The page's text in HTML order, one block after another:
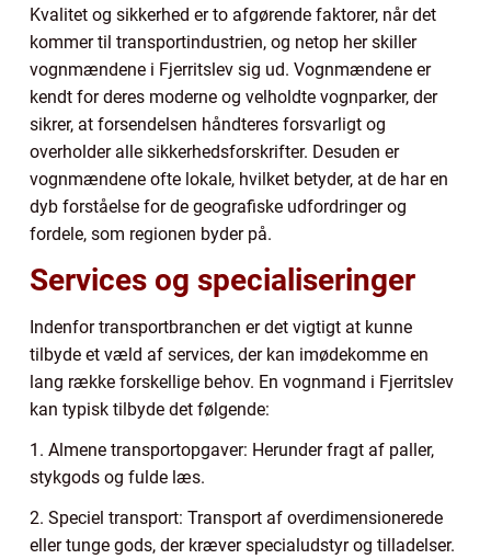
Kvalitet og sikkerhed er to afgørende faktorer, når det
kommer til transportindustrien, og netop her skiller
vognmændene i Fjerritslev sig ud. Vognmændene er
kendt for deres moderne og velholdte vognparker, der
sikrer, at forsendelsen håndteres forsvarligt og
overholder alle sikkerhedsforskrifter. Desuden er
vognmændene ofte lokale, hvilket betyder, at de har en
dyb forståelse for de geografiske udfordringer og
fordele, som regionen byder på.
Services og specialiseringer
Indenfor transportbranchen er det vigtigt at kunne
tilbyde et væld af services, der kan imødekomme en
lang række forskellige behov. En vognmand i Fjerritslev
kan typisk tilbyde det følgende:
1. Almene transportopgaver: Herunder fragt af paller,
stykgods og fulde læs.
2. Speciel transport: Transport af overdimensionerede
eller tunge gods, der kræver specialudstyr og tilladelser.